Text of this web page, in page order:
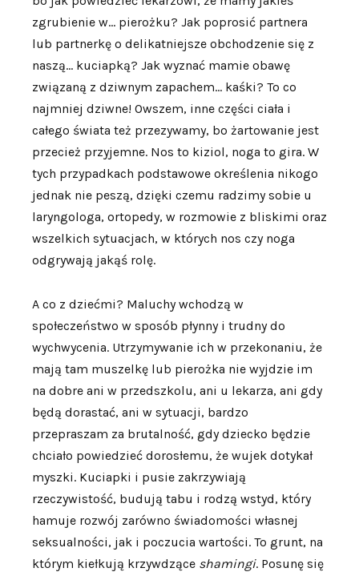
zgrubienie w… pierożku? Jak poprosić partnera
lub partnerkę o delikatniejsze obchodzenie się z
naszą… kuciapką? Jak wyznać mamie obawę
związaną z dziwnym zapachem… kaśki? To co
najmniej dziwne! Owszem, inne części ciała i
całego świata też przezywamy, bo żartowanie jest
przecież przyjemne. Nos to kiziol, noga to gira. W
tych przypadkach podstawowe określenia nikogo
jednak nie peszą, dzięki czemu radzimy sobie u
laryngologa, ortopedy, w rozmowie z bliskimi oraz
wszelkich sytuacjach, w których nos czy noga
odgrywają jakąś rolę.
A co z dziećmi? Maluchy wchodzą w
społeczeństwo w sposób płynny i trudny do
wychwycenia. Utrzymywanie ich w przekonaniu, że
mają tam muszelkę lub pierożka nie wyjdzie im
na dobre ani w przedszkolu, ani u lekarza, ani gdy
będą dorastać, ani w sytuacji, bardzo
przepraszam za brutalność, gdy dziecko będzie
chciało powiedzieć dorosłemu, że wujek dotykał
myszki. Kuciapki i pusie zakrzywiają
rzeczywistość, budują tabu i rodzą wstyd, który
hamuje rozwój zarówno świadomości własnej
seksualności, jak i poczucia wartości. To grunt, na
którym kiełkują krzywdzące shamingi. Posunę się